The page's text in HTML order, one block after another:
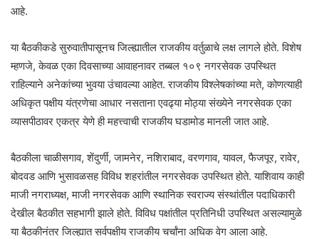
आहे.
या बैठकीकडे सुरुवातीपासूनच जिल्ह्यातील राजकीय वर्तुळाचे लक्ष लागले होते. विशेष
म्हणजे, केवळ एका दिवसाच्या आवाहनावर तब्बल १०९ नगरसेवक उपस्थित
राहिल्याने अनेकांच्या भुवया उंचावल्या आहेत. राजकीय विश्लेषकांच्या मते, कोणत्याही
अधिकृत पक्षीय यंत्रणेचा आधार नसताना एवढ्या मोठ्या संख्येने नगरसेवक एका
व्यासपीठावर एकत्र येणे ही महत्त्वाची राजकीय घडामोड मानली जात आहे.
बैठकीला चाळीसगाव, शेंदुर्णी, जामनेर, नशिराबाद, वरणगाव, यावल, फैजपूर, रावेर,
बोदवड आणि भुसावळसह विविध शहरांतील नगरसेवक उपस्थित होते. याशिवाय काही
माजी नगराध्यक्ष, माजी नगरसेवक आणि स्थानिक स्वराज्य संस्थांतील पदाधिकारी
देखील बैठकीत सहभागी झाले होते. विविध पक्षांतील प्रतिनिधी उपस्थित असल्यामुळे
या बैठकीनंतर जिल्ह्यात सर्वपक्षीय राजकीय चर्चांना अधिक वेग आला आहे.